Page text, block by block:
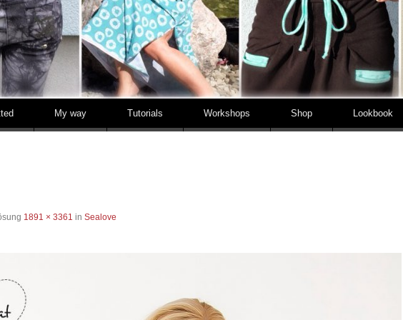
My way Tutorials Workshops Shop Lookbook
1891 × 3361 inSealove